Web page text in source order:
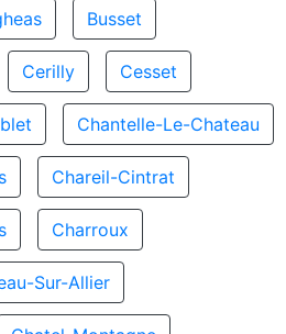
Busset
Cerilly Cesset
Chantelle-Le-Chateau
Chareil-Cintrat
Charroux
Sur-Allier